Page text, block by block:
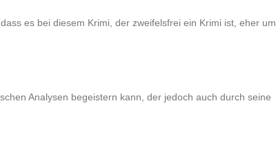
es bei diesem Krimi, der zweifelsfrei ein Krimi ist, eher um
Analysen begeistern kann, der jedoch auch durch seine